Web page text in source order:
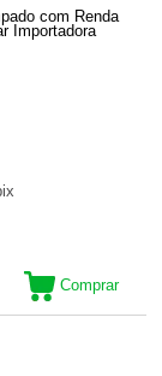
com Renda
Importadora
pix
Comprar